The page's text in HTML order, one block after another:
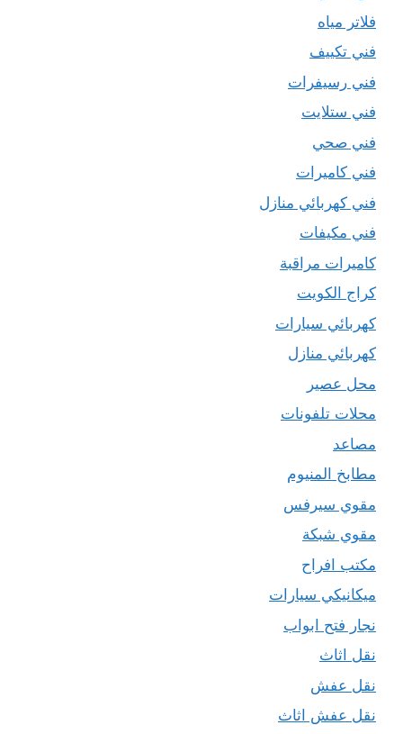
فلاتر مياه
فني تكييف
فني رسيفرات
فني ستلايت
فني صحي
فني كاميرات
فني كهربائي منازل
فني مكيفات
كاميرات مراقبة
كراج الكويت
كهربائي سيارات
كهربائي منازل
محل عصير
محلات تلفونات
مصاعد
مطابخ المنيوم
مقوي سيرفس
مقوي شبكة
مكتب افراح
ميكانيكي سيارات
نجار فتح ابواب
نقل اثاث
نقل عفش
نقل عفش اثاث